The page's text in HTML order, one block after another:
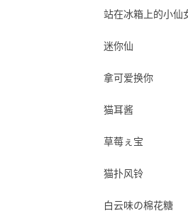
站在冰箱上的小仙
迷你仙
拿可爱换你
猫耳酱
草莓ぇ宝
猫扑风铃
白云味の棉花糖